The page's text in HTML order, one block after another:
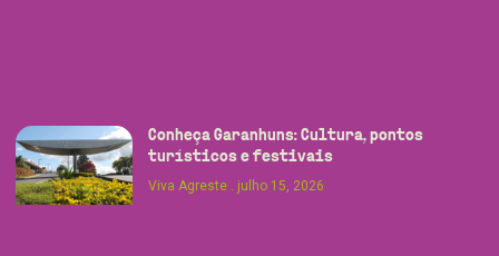
Conheça Garanhuns: Cultura, pontos
turísticos e festivais
Viva Agreste
julho 15, 2026